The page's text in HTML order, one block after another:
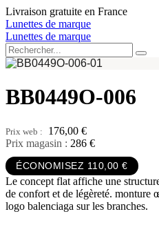
Aller
au
contenu
Livraison gratuite en France
Lunettes de marque
Lunettes de marque
BB0449O-006
176,00 €
Prix magasin : 286 €
ÉCONOMISEZ 110,00 €
Le concept flat affiche une
de confort et de légèreté.
logo balenciaga sur les branches.